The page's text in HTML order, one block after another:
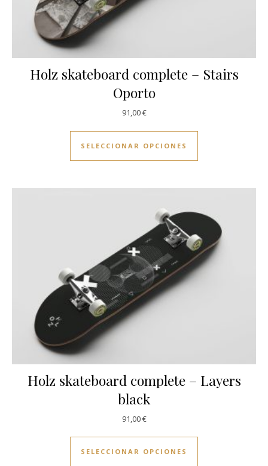
Holz skateboard complete – Stairs
Oporto
91,00€
SELECCIONAR OPCIONES
Este producto
Holz skateboard complete – Layers
black
91,00€
SELECCIONAR OPCIONES
Este producto